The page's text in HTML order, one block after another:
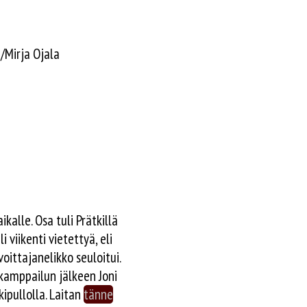
Mirja Ojala
Osa tuli Prätkillä
viikenti vietettyä, eli
seuloitui.
jälkeen Joni
Laitantänne